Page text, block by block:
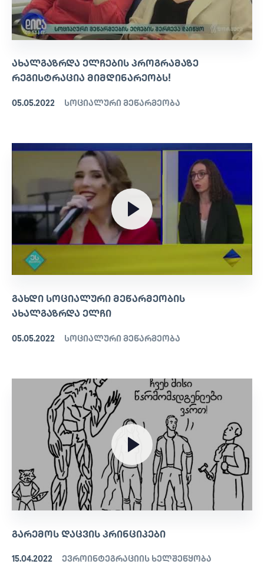
ᲐᲮᲐᲚᲒᲐᲖᲠᲓᲐ ᲔᲚᲩᲔᲑᲘᲡ ᲞᲠᲝᲒᲠᲐᲛᲐᲖᲔ
ᲠᲔᲒᲘᲡᲢᲠᲐᲪᲘᲐ ᲛᲘᲛᲓᲘᲜᲐᲠᲔᲝᲑᲡ!
05.05.2022 სოციალური მეწარმეობა
ᲒᲐᲮᲓᲘ ᲡᲝᲪᲘᲐᲚᲣᲠᲘ ᲛᲔᲬᲐᲠᲛᲔᲝᲑᲘᲡ
ᲐᲮᲐᲚᲒᲐᲖᲠᲓᲐ ᲔᲚᲩᲘ
05.05.2022 სოციალური მეწარმეობა
ᲒᲐᲠᲔᲛᲝᲡ ᲓᲐᲪᲕᲘᲡ ᲞᲠᲘᲜᲪᲘᲞᲔᲑᲘ
15.04.2022 ევროინტეგრაციის ხელშეწყობა